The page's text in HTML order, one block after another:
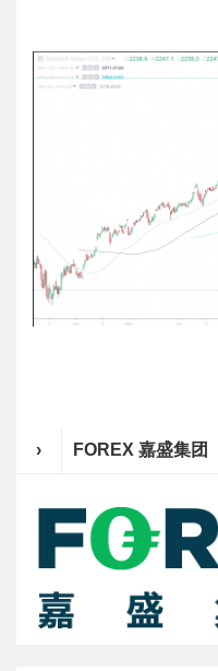
› FOREX 嘉盛集团